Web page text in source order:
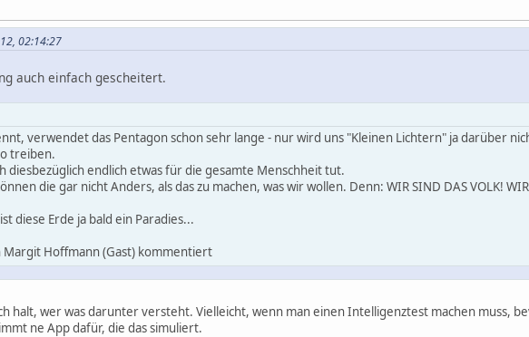
02:14:27
auch einfach gescheitert.
verwendet das Pentagon schon sehr lange - nur wird uns "Kleinen Lichtern" ja darüber
treiben.
diesbezüglich endlich etwas für die gesamte Menschheit tut.
die gar nicht Anders, als das zu machen, was wir wollen. Denn: WIR SIND DAS VOLK!
diese Erde ja bald ein Paradies...
Hoffmann (Gast) kommentiert
halt, wer was darunter versteht. Vielleicht, wenn man einen Intelligenztest machen muss,
ne App dafür, die das simuliert.